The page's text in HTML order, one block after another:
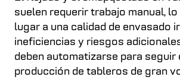
suelen requerir trabajo manual, lo
lugar a una calidad de envasado
ineficiencias y riesgos
deben automatizarse para seguir
producción de tableros de gran